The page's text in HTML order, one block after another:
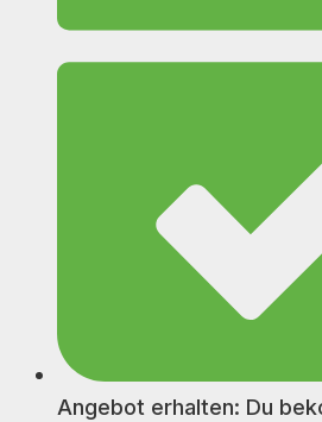
Angebot erhalten: Du